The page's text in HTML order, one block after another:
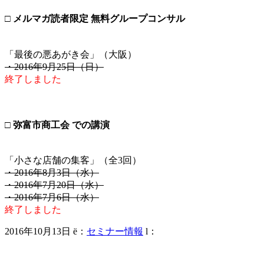
□ メルマガ読者限定 無料グループコンサル
「最後の悪あがき会」（大阪）
・2016年9月25日（日）
終了しました
□ 弥富市商工会 での講演
「小さな店舗の集客」（全3回）
・2016年8月3日（水）
・2016年7月20日（水）
・2016年7月6日（水）
終了しました
2016年10月13日 ë ： セミナー情報 l ：